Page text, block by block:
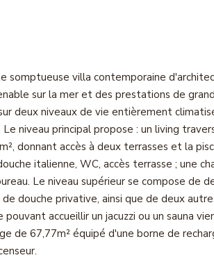
somptueuse villa contemporaine
sur la mer et des prestations de
deux niveaux de vie entièrement
niveau principal propose : un living
donnant accès à deux terrasses et la
italienne, WC, accès terrasse ; une
Le niveau supérieur se compose de
douche privative, ainsi que de deux
accueillir un jacuzzi ou un sauna
de 67,77m² équipé d'une borne de